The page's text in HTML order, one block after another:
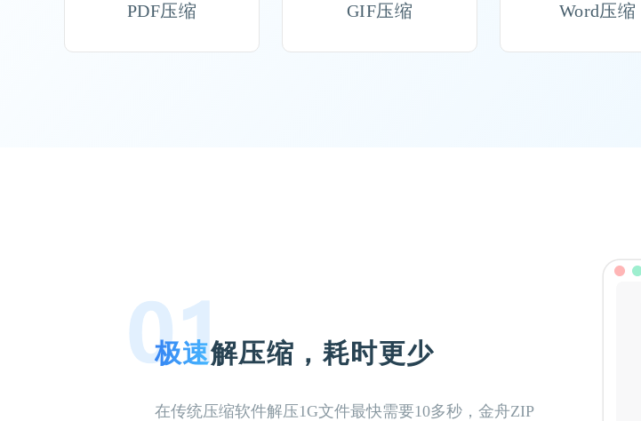
PDF压缩 GIF压缩 Word压缩
极速解压缩，耗时更少
在传统压缩软件解压1G文件最快需要10多秒，金舟ZIP